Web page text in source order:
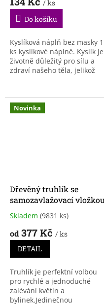
produktu
3,9
5
hvězdiček.
/ ks
Do košíku
Kyslíková náplň bez masky 1
ks kyslíkové náplně. Kyslík je
životně důležitý pro sílu a
zdraví našeho těla, jelikož
velmi...
Novinka
Dřevěný truhlík se
samozavlažovací vložkou
Průměrné
produktu
3,9
5
hvězdiček.
Skladem (9831 ks)
od 377 Kč / ks
DETAIL
Truhlík je perfektní volbou
pro rychlé a jednoduché
zalévání květin a
bylinek.Jedinečnou